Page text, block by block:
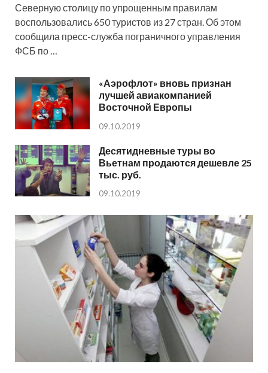
Северную столицу по упрощенным правилам
воспользовались 650 туристов из 27 стран. Об этом
сообщила пресс-служба пограничного управления
ФСБ по …
«Аэрофлот» вновь признан
лучшей авиакомпанией
Восточной Европы
09.10.2019
Десятидневные туры во
Вьетнам продаются дешевле 25
тыс. руб.
09.10.2019